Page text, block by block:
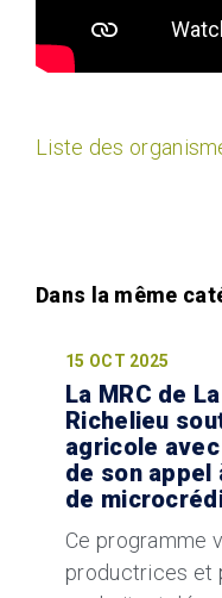
Liste des
15 OCT 2025
La MRC de
Richelieu
agricole
de son appel
de
Ce programme
productrices et